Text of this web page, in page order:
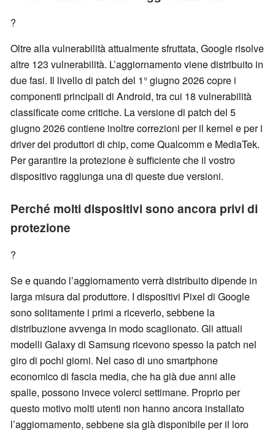
?
Oltre alla vulnerabilità attualmente sfruttata, Google risolve
altre 123 vulnerabilità. L’aggiornamento viene distribuito in
due fasi. Il livello di patch del 1° giugno 2026 copre i
componenti principali di Android, tra cui 18 vulnerabilità
classificate come critiche. La versione di patch del 5
giugno 2026 contiene inoltre correzioni per il kernel e per i
driver dei produttori di chip, come Qualcomm e MediaTek.
Per garantire la protezione è sufficiente che il vostro
dispositivo raggiunga una di queste due versioni.
Perché molti dispositivi sono ancora privi di
protezione
?
Se e quando l’aggiornamento verrà distribuito dipende in
larga misura dal produttore. I dispositivi Pixel di Google
sono solitamente i primi a riceverlo, sebbene la
distribuzione avvenga in modo scaglionato. Gli attuali
modelli Galaxy di Samsung ricevono spesso la patch nel
giro di pochi giorni. Nel caso di uno smartphone
economico di fascia media, che ha già due anni alle
spalle, possono invece volerci settimane. Proprio per
questo motivo molti utenti non hanno ancora installato
l’aggiornamento, sebbene sia già disponibile per il loro